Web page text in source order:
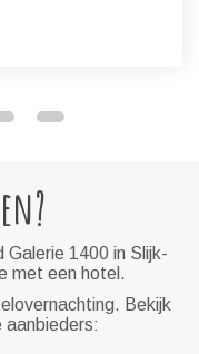
Galerie 1400 in Slijk-
met een hotel.
Bekijk
aanbieders: